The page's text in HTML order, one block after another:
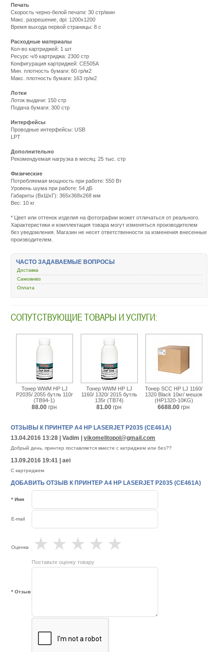
Печать
Cкорость черно-белой печати: 30 стр/мин
Макс. разрешение, dpi: 1200x1200
Время выхода первой страницы: 8 с
Расходные материалы
Кол-во картриджей: 1 шт
Ресурс ч/б картриджа: 2300 стр
Конфигурация картриджей: CE505A
Мин. плотность бумаги: 60 гр/м2
Макс. плотность бумаги: 163 гр/м2
Лотки
Лоток выдачи: 150 стр
Подача бумаги: 300 стр
Интерфейсы
Проводные интерфейсы: USB
LPT
Дополнительно
Рекомендуемая нагрузка в месяц: 25 тыс. стр
Физические
Потребляемая мощность при работе: 550 Вт
Уровень шума при работе: 54 дБ
Габариты (ВхШхГ): 365x368x268 мм
Вес: 10 кг
service.com.uacatalog/1027-
orgtehnika/1290-
printer-
i-
4-
hp-
laserjet-
p2035-
ce461a.html
* Цвет или оттенок изделия на фотографии может отличаться от реального.
Характеристики и комплектация товара могут изменяться производителем
без уведомления. Магазин не несет ответственности за изменения внесенные
производителем.
ЧАСТО ЗАДАВАЕМЫЕ ВОПРОСЫ
Доставка
Самовивіз
Оплата
СОПУТСТВУЮЩИЕ ТОВАРЫ И УСЛУГИ:
Тонер WWM HP LJ
P2035/ 2055 бутль 110г
(TB94-1)
88.00 грн
Тонер WWM HP LJ
1160/ 1320/ 2015 бутль
135г (TB74)
81.00 грн
Тонер SCC HP LJ 1160/
1320 Black 10кг/ мешок
(HP1320-10KG)
6688.00 грн
ОТЗЫВЫ К ПРИНТЕР А4 HP LASERJET P2035 (CE461A)
13.04.2016 13:28 | Vadim |vikomelitopol@gmail.com
Добрый день, принтер поставляется вместе с катриджем или без??
13.09.2016 19:41 | aei
С картриджем
ДОБАВИТЬ ОТЗЫВ К ПРИНТЕР А4 HP LASERJET P2035 (CE461A)
* Имя
E-mail
Оценка ★
★
★
★
★
Поставьте оценку товару
* Отзыв